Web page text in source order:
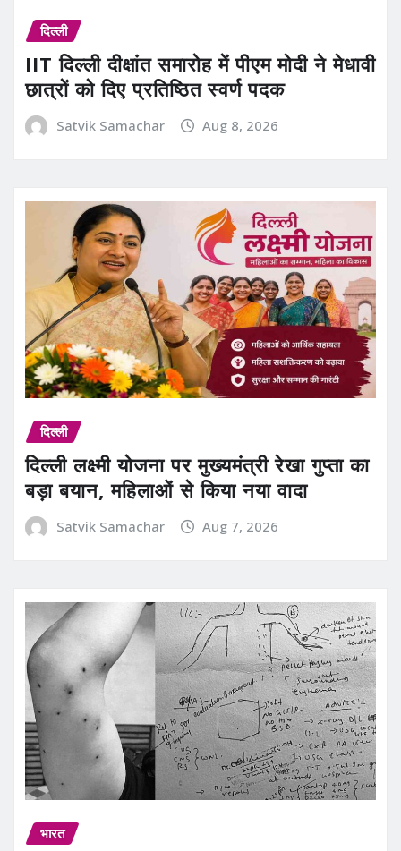
दिल्ली
IIT दिल्ली दीक्षांत समारोह में पीएम मोदी ने मेधावी
छात्रों को दिए प्रतिष्ठित स्वर्ण पदक
Satvik Samachar Aug 8, 2026
दिल्ली
दिल्ली लक्ष्मी योजना पर मुख्यमंत्री रेखा गुप्ता का
बड़ा बयान, महिलाओं से किया नया वादा
Satvik Samachar Aug 7, 2026
भारत